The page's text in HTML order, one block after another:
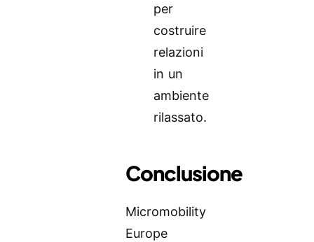
per
costruire
relazioni
in un
ambiente
rilassato.
Conclusione
Micromobility
Europe